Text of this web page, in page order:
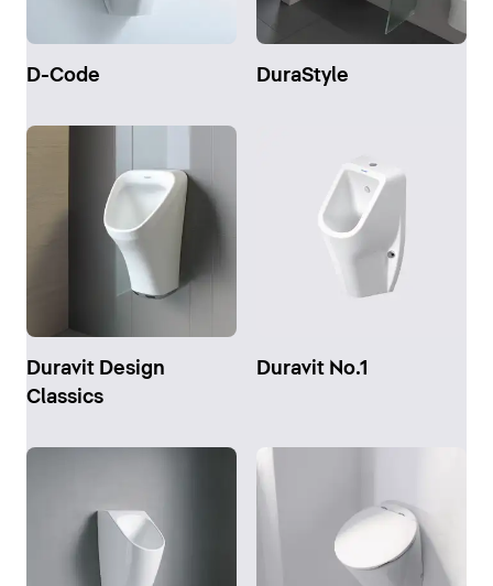
D-Code DuraStyle
Duravit Design
Classics
Duravit No.1